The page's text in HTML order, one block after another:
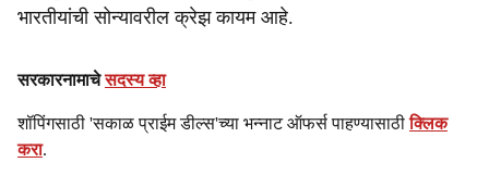
भारतीयांची सोन्यावरील क्रेझ कायम आहे.
सरकारनामाचेसदस्य व्हा
शॉपिंगसाठी 'सकाळ प्राईम डील्स'च्या भन्नाट ऑफर्स पाहण्यासाठीक्लिक
करा.